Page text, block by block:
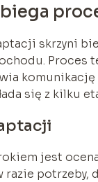
skrzyni
Proces
się z kilku
jest
razie potrzeby,